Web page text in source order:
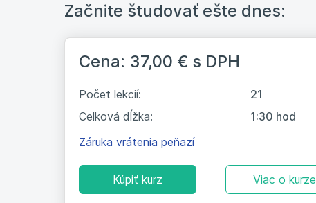
Začnite študovať ešte dnes:
Cena: 37,00 € s DPH
Počet lekcií:
21
Celková dĺžka:
1:30 hod
Záruka vrátenia peňazí
Kúpiť kurz Viac o kurze